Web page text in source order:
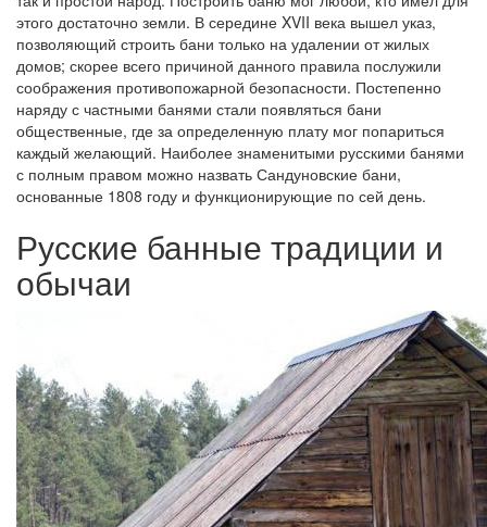
этого достаточно земли. В середине XVII века вышел указ,
позволяющий строить бани только на удалении от жилых
домов; скорее всего причиной данного правила послужили
соображения противопожарной безопасности. Постепенно
наряду с частными банями стали появляться бани
общественные, где за определенную плату мог попариться
каждый желающий. Наиболее знаменитыми русскими банями
с полным правом можно назвать Сандуновские бани,
основанные 1808 году и функционирующие по сей день.
Русские банные традиции и
обычаи